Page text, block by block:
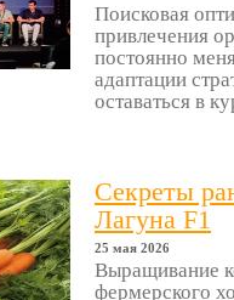
Поисковая
привлечения
постоянно
адаптации
оставаться в
Секреты
Лагуна F1
25 мая 2026
Выращивание
фермерского